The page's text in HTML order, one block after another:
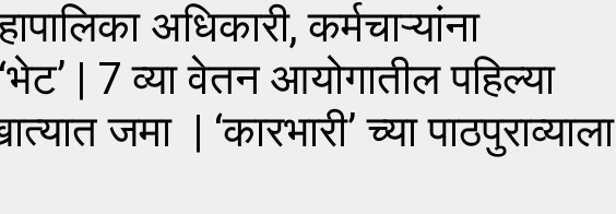
अधिकारी, कर्मचाऱ्यांना
| 7 व्या वेतन आयोगातील पहिल्या
जमा | ‘कारभारी’ च्या पाठपुराव्याला